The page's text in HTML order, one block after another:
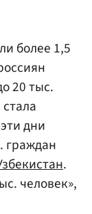
более 1,5
20 тыс.
дни
граждан
.
человек»,